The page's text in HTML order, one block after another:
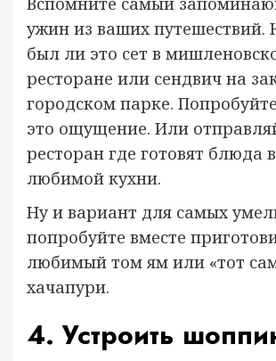
ужин из ваших путешествий.
был ли это сет в
ресторане или сендвич на
городском парке.
это ощущение. Или
ресторан где готовят блюда
любимой кухни.
Ну и вариант для самых
попробуйте вместе
любимый том ям или «тот
хачапури.
4. Устроить